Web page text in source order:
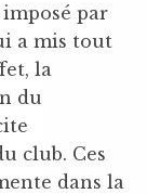
imposé par
a mis tout
la
du
club. Ces
dans la